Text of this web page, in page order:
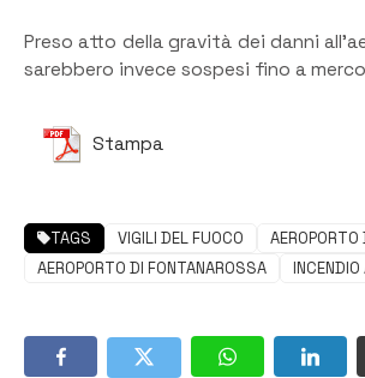
Preso atto della gravità dei danni
sarebbero invece sospesi fino a
Stampa
TAGS VIGILI DEL FUOCO
AEROPORTO
AEROPORTO DI FONTANAROSSA